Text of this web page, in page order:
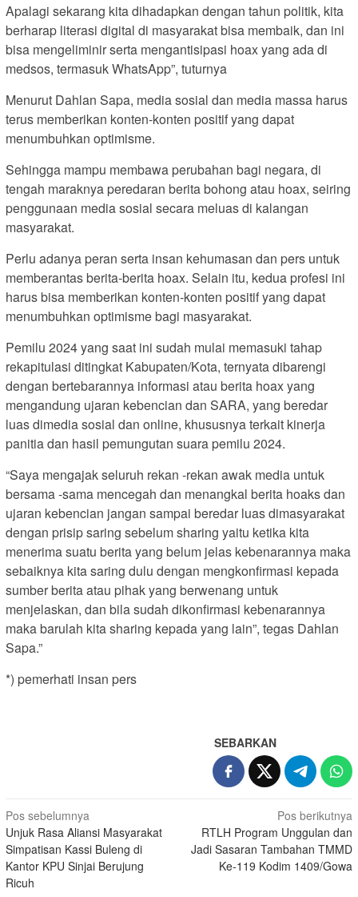
Apalagi sekarang kita dihadapkan dengan tahun politik, kita
berharap literasi digital di masyarakat bisa membaik, dan ini
bisa mengeliminir serta mengantisipasi hoax yang ada di
medsos, termasuk WhatsApp”, tuturnya
Menurut Dahlan Sapa, media sosial dan media massa harus
terus memberikan konten-konten positif yang dapat
menumbuhkan optimisme.
Sehingga mampu membawa perubahan bagi negara, di
tengah maraknya peredaran berita bohong atau hoax, seiring
penggunaan media sosial secara meluas di kalangan
masyarakat.
Perlu adanya peran serta insan kehumasan dan pers untuk
memberantas berita-berita hoax. Selain itu, kedua profesi ini
harus bisa memberikan konten-konten positif yang dapat
menumbuhkan optimisme bagi masyarakat.
Pemilu 2024 yang saat ini sudah mulai memasuki tahap
rekapitulasi ditingkat Kabupaten/Kota, ternyata dibarengi
dengan bertebarannya informasi atau berita hoax yang
mengandung ujaran kebencian dan SARA, yang beredar
luas dimedia sosial dan online, khususnya terkait kinerja
panitia dan hasil pemungutan suara pemilu 2024.
“Saya mengajak seluruh rekan -rekan awak media untuk
bersama -sama mencegah dan menangkal berita hoaks dan
ujaran kebencian jangan sampai beredar luas dimasyarakat
dengan prisip saring sebelum sharing yaitu ketika kita
menerima suatu berita yang belum jelas kebenarannya maka
sebaiknya kita saring dulu dengan mengkonfirmasi kepada
sumber berita atau pihak yang berwenang untuk
menjelaskan, dan bila sudah dikonfirmasi kebenarannya
maka barulah kita sharing kepada yang lain”, tegas Dahlan
Sapa.”
*) pemerhati insan pers
SEBARKAN
Navigasi
pos
Pos sebelumnya
Unjuk Rasa Aliansi Masyarakat
Simpatisan Kassi Buleng di
Kantor KPU Sinjai Berujung
Ricuh
Pos berikutnya
RTLH Program Unggulan dan
Jadi Sasaran Tambahan TMMD
Ke-119 Kodim 1409/Gowa